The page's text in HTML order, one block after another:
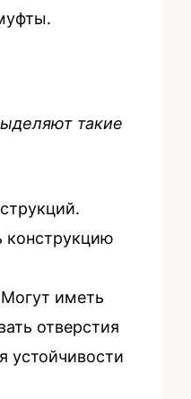
такие
конструкцию
иметь
отверстия
устойчивости